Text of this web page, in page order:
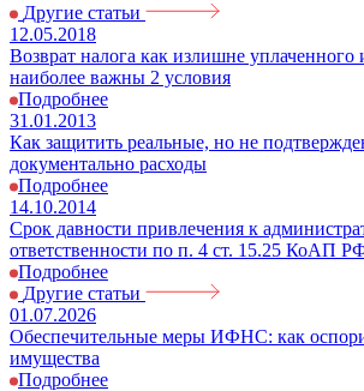
Другие статьи
12.05.2018
Возврат налога как излишне уплаченного
наиболее важны 2 условия
Подробнее
31.01.2013
Как защитить реальные, но не
документально расходы
Подробнее
14.10.2014
Срок давности привлечения к
ответственности по п. 4 ст. 15.25 КоАП
Подробнее
Другие статьи
01.07.2026
Обеспечительные меры ИФНС: как
имущества
Подробнее